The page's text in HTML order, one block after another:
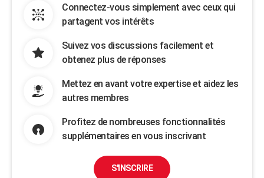
Connectez-vous simplement avec ceux qui
partagent vos intérêts
Suivez vos discussions facilement et
obtenez plus de réponses
Mettez en avant votre expertise et aidez les
autres membres
Profitez de nombreuses fonctionnalités
supplémentaires en vous inscrivant
S'INSCRIRE